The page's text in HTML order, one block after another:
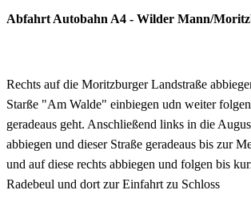
Abfahrt Autobahn A4 - Wilder Mann/
Rechts auf die Moritzburger Landstraße
Starße "Am Walde" einbiegen udn weiter
geradeaus geht. Anschließend links in die
abbiegen und dieser Straße geradeaus bis zur
und auf diese rechts abbiegen und folgen bis
Radebeul und dort zur Einfahrt zu Schloss